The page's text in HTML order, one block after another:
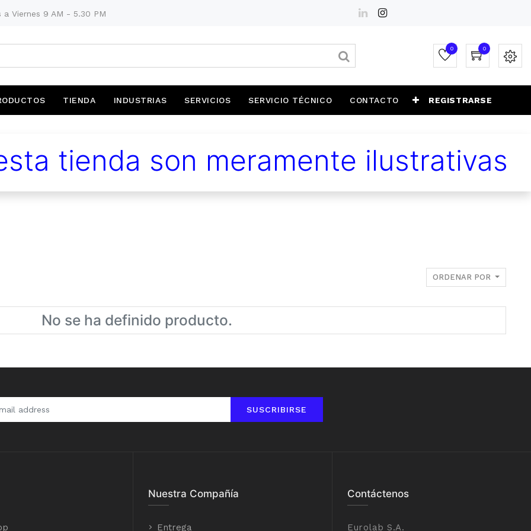
a Viernes 9 AM - 5.30 PM
0 0
TIENDA INDUSTRIAS SERVICIOS SERVICIO TÉCNICO CONTACTO REGISTRARSE
tienda son meramente ilustrativas
ORDENAR POR
No se ha definido producto.
SUSCRIBIRSE
Nuestra Compañía
Entrega
Contáctenos
Eurolab S.A.